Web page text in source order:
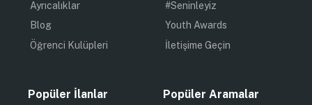
Ayrıcalıklar
Blog
Öğrenci Kulüpleri
#Seninleyiz
Youth Awards
İletişime Geçin
Popüler İlanlar Popüler Aramalar